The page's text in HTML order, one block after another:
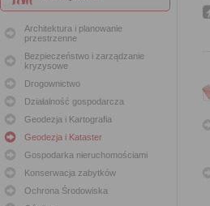
Architektura i planowanie
przestrzenne
Bezpieczeństwo i zarządzanie
kryzysowe
Drogownictwo
Działalność gospodarcza
Geodezja i Kartografia
Geodezja i Kataster
Gospodarka nieruchomościami
Konserwacja zabytków
Ochrona Środowiska